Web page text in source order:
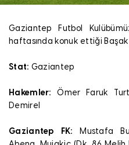
Gaziantep Futbol
haftasında konuk ettiği
Stat: Gaziantep
Hakemler:
Ömer Faruk
Demirel
Gaziantep FK:
Mustafa